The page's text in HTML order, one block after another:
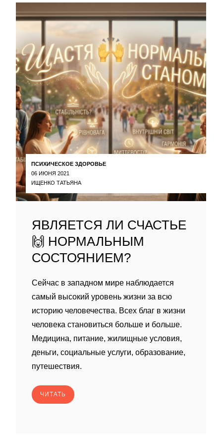
ПСИХИЧЕСКОЕ ЗДОРОВЬЕ
06 ИЮНЯ 2021
ИЩЕНКО ТАТЬЯНА
ЯВЛЯЕТСЯ ЛИ СЧАСТЬЕ
🙌 НОРМАЛЬНЫМ
СОСТОЯНИЕМ?
Сейчас в западном мире наблюдается
самый высокий уровень жизни за всю
историю человечества. Всех благ в жизни
человека становиться больше и больше.
Медицина, питание, жилищные условия,
деньги, социальные услуги, образование,
путешествия.
ЧИТАТЬ